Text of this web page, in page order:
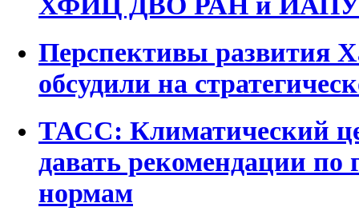
Перспективы развития
обсудили на
ТАСС: Климатический
давать рекомендации по
нормам